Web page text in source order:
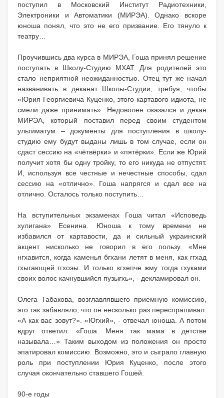
поступил в Московский Институт Радиотехники,
Электроники и Автоматики (МИРЭА). Однако вскоре
юноша понял, что это не его призвание. Его тянуло к
театру…
Проучившись два курса в МИРЭА, Гоша принял решение
поступать в Школу-Студию МХАТ. Для родителей это
стало неприятной неожиданностью. Отец тут же начал
названивать в деканат Школы-Студии, требуя, чтобы
«Юрия Георгиевича Куценко, этого картавого идиота, не
смели даже принимать». Недоволен оказался и декан
МИРЭА, который поставил перед своим студентом
ультиматум – документы для поступления в школу-
студию ему будут выданы лишь в том случае, если он
сдаст сессию на «чётвёрки» и «пятёрки». Если же Юрий
получит хотя бы одну тройку, то его никуда не отпустят.
И, используя все честные и нечестные способы, сдал
сессию на «отлично». Гоша напрягся и сдал все на
отлично. Осталось только поступить…
На вступительных экзаменах Гоша читал «Исповедь
хулигана» Есенина. Юноша к тому времени не
избавился от картавости, да и сильный украинский
акцент нисколько не говорил в его пользу. «Мне
нгхавится, когда каменья бгхани летят в меня, как ггхад
гхыгающей ггхоэы. И только кгхепче жму тогда гхуками
своих волос качнувшийся пузыгхь», - декламировал он.
Олега Табакова, возглавлявшего приемную комиссию,
это так забавляло, что он несколько раз переспрашивал:
«А как вас зовут?». «Югхий», - отвечал юноша. А потом
вдруг ответил: «Гоша. Меня так мама в детстве
называла…» Таким выходом из положения он просто
эпатировал комиссию. Возможно, это и сыграло главную
роль при поступлении Юрия Куценко, после этого
случая окончательно ставшего Гошей.
90-е годы